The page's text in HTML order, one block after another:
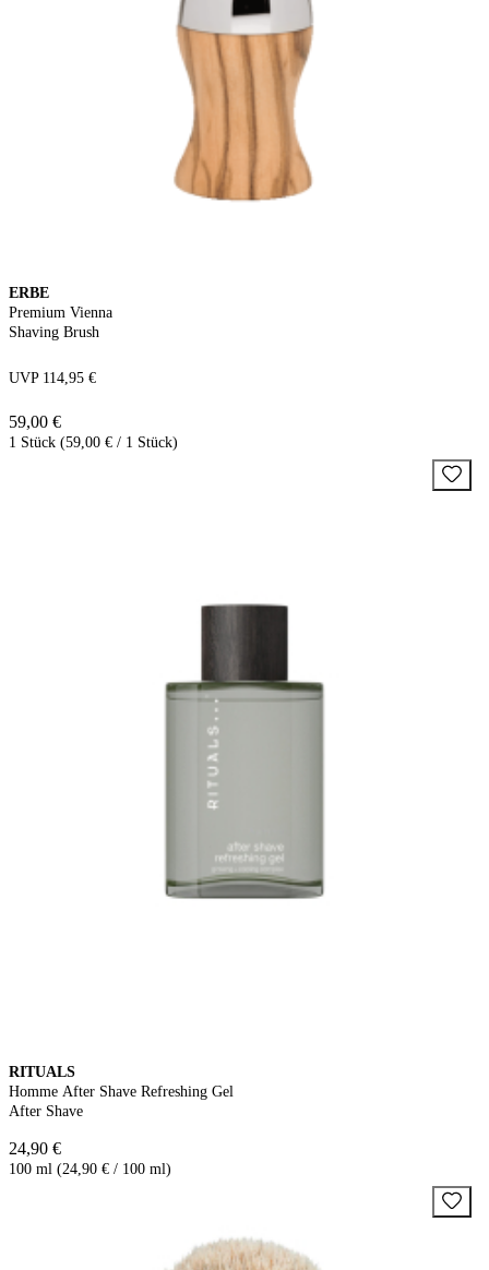
ERBE
Premium Vienna
Shaving Brush
UVP 114,95 €
59,00 €
1 Stück (59,00 € / 1 Stück)
RITUALS
Homme After Shave Refreshing Gel
After Shave
24,90 €
100 ml (24,90 € / 100 ml)